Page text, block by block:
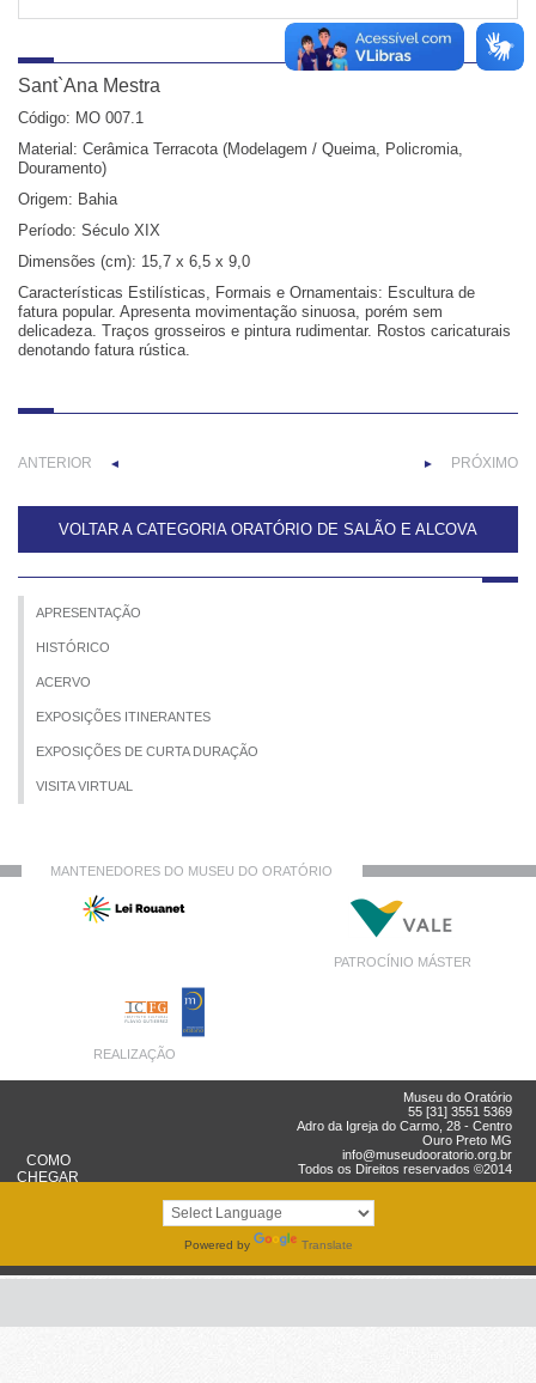
Sant`Ana Mestra
Código: MO 007.1
Material: Cerâmica Terracota (Modelagem / Queima, Policromia,
Douramento)
Origem: Bahia
Período: Século XIX
Dimensões (cm): 15,7 x 6,5 x 9,0
Características Estilísticas, Formais e Ornamentais: Escultura de
fatura popular. Apresenta movimentação sinuosa, porém sem
delicadeza. Traços grosseiros e pintura rudimentar. Rostos caricaturais
denotando fatura rústica.
ANTERIOR ◄ ► PRÓXIMO
VOLTAR A CATEGORIA ORATÓRIO DE SALÃO E ALCOVA
APRESENTAÇÃO
HISTÓRICO
ACERVO
EXPOSIÇÕES ITINERANTES
EXPOSIÇÕES DE CURTA DURAÇÃO
VISITA VIRTUAL
MANTENEDORES DO MUSEU DO ORATÓRIO
PATROCÍNIO MÁSTER
REALIZAÇÃO
COMO
CHEGAR
Museu do Oratório
55 [31] 3551 5369
Adro da Igreja do Carmo, 28 - Centro
Ouro Preto MG
info@museudooratorio.org.br
Todos os Direitos reservados ©2014
Powered by Translate